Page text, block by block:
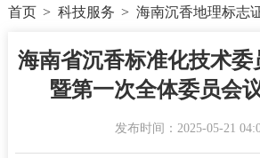
首页 > 科技服务 > 海南沉香地理标志
海南省沉香标准化技术委
暨第一次全体委员会
发布时间：2025-05-21